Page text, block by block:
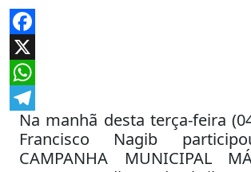
Facebook
X
WhatsApp
Telegram
Na manhã desta terça-feira
Francisco Nagib
CAMPANHA MUNICIPAL